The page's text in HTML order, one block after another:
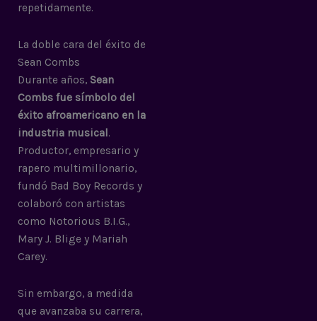
repetidamente.
La doble cara del éxito de
Sean Combs
Durante años, Sean
Combs fue símbolo del
éxito afroamericano en la
industria musical.
Productor, empresario y
rapero multimillonario,
fundó Bad Boy Records y
colaboró con artistas
como Notorious B.I.G.,
Mary J. Blige y Mariah
Carey.
Sin embargo, a medida
que avanzaba su carrera,